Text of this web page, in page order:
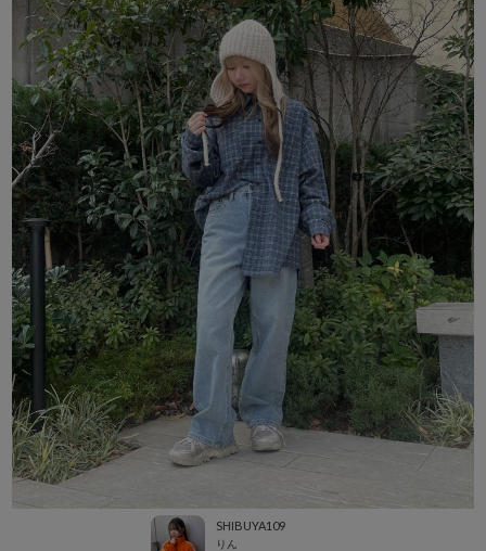
SHIBUYA109
りん